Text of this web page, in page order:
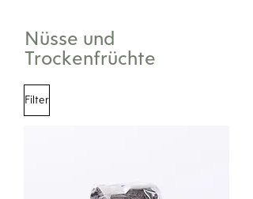
Nüsse und
Trockenfrüchte
Filter